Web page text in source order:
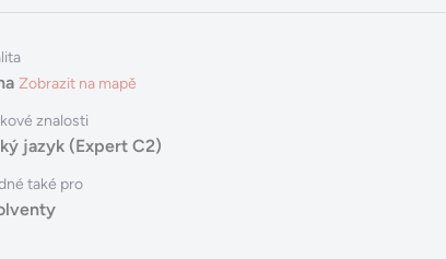
Zobrazit na mapě
znalosti
jazyk (Expert C2)
také pro